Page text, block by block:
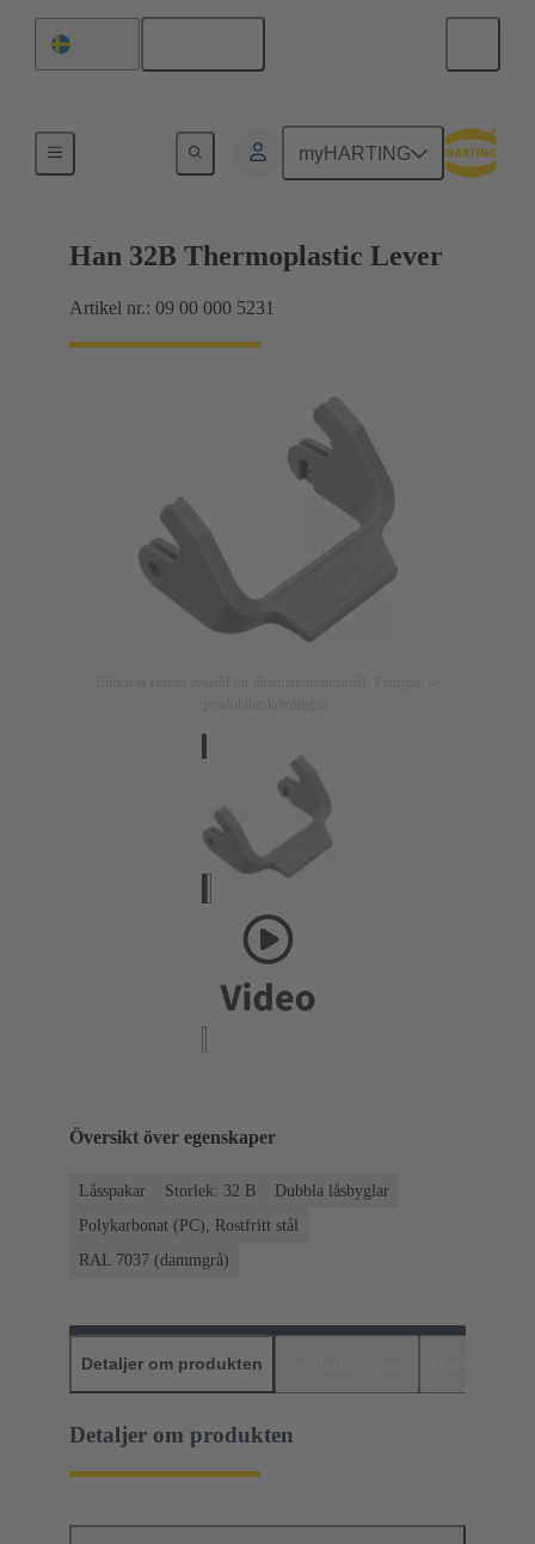
myHARTING
Låsningssystem
Han 32B Thermoplastic Lever
Artikel nr.: 09 00 000 5231
Översikt över egenskaper
Låsspakar Storlek: 32 B
Dubbla låsbyglar
Polykarbonat (PC), Rostfritt stål
RAL 7037 (dammgrå)
Detaljer om produkten
Detaljer om produkten